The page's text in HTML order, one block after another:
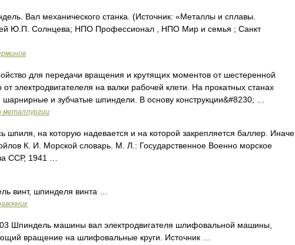
Вал механического станка. (Источник: «Металлы и сплавы.
Ю.П. Солнцева; НПО Профессионал , НПО Мир и семья ; Санкт
для передачи вращения и крутящих моментов от шестеренной
электродвигателеля на валки рабочей клети. На прокатных станах
и зубчатые шпиндели. В основу конструкции&#8230; …
металлургии
шпиля, на которую надевается и на которой закрепляется баллер. Иначе
К. И. Морской словарь. М. Л.: Государственное Военно морское
ССР, 1941 …
винт, шпинделя винта …
Шпиндель машины вал электродвигателя шлифовальной машины,
вращение на шлифовальные круги. Источник …